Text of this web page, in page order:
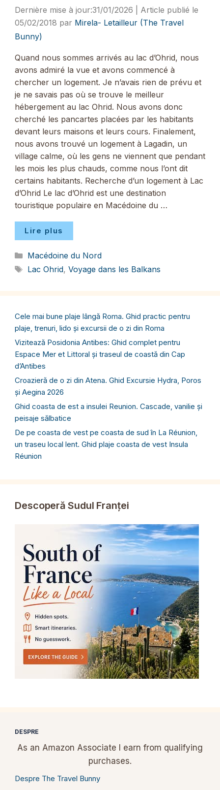
31/01/2026
05/02/2018 par Mirela- Letailleur (The Travel
Bunny)
Quand nous sommes arrivés au lac d’Ohrid, nous
avons admiré la vue et avons commencé à
chercher un logement. Je n’avais rien de prévu et
je ne savais pas où se trouve le meilleur
hébergement au lac Ohrid. Nous avons donc
cherché les pancartes placées par les habitants
devant leurs maisons et leurs cours. Finalement,
nous avons trouvé un logement à Lagadin, un
village calme, où les gens ne viennent que pendant
les mois les plus chauds, comme nous l’ont dit
certains habitants. Recherche d’un logement à Lac
d’Ohrid Le lac d’Ohrid est une destination
touristique populaire en Macédoine du …
Lire plus
Catégories
Macédoine du Nord
Étiquettes
Lac Ohrid, Voyage dans les Balkans
Cele mai bune plaje lângă Roma. Ghid practic pentru
plaje, trenuri, lido și excursii de o zi din Roma
Vizitează Posidonia Antibes: Ghid complet pentru
Espace Mer et Littoral și traseul de coastă din Cap
d’Antibes
Croazieră de o zi din Atena. Ghid Excursie Hydra, Poros
și Aegina 2026
Ghid coasta de est a insulei Reunion. Cascade, vanilie și
peisaje sălbatice
De pe coasta de vest pe coasta de sud în La Réunion,
un traseu local lent. Ghid plaje coasta de vest Insula
Réunion
Descoperă Sudul Franței
DESPRE
As an Amazon Associate I earn from qualifying
purchases.
Despre The Travel Bunny